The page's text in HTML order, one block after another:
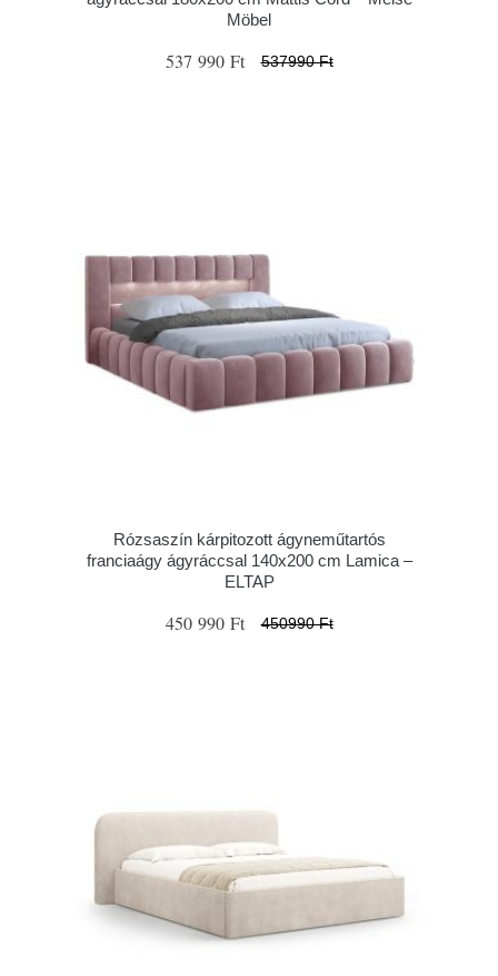
Möbel
537 990 Ft 537990 Ft
Rózsaszín kárpitozott ágyneműtartós
franciaágy ágyráccsal 140x200 cm Lamica –
ELTAP
450 990 Ft 450990 Ft